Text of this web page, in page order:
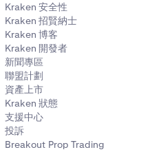
Kraken 安全性
Kraken 招賢納士
Kraken 博客
Kraken 開發者
新聞專區
聯盟計劃
資產上市
Kraken 狀態
支援中心
投訴
Breakout Prop Trading